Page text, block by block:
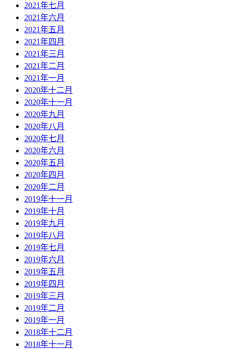
2021年七月
2021年六月
2021年五月
2021年四月
2021年三月
2021年二月
2021年一月
2020年十二月
2020年十一月
2020年九月
2020年八月
2020年七月
2020年六月
2020年五月
2020年四月
2020年二月
2019年十一月
2019年十月
2019年九月
2019年八月
2019年七月
2019年六月
2019年五月
2019年四月
2019年三月
2019年二月
2019年一月
2018年十二月
2018年十一月